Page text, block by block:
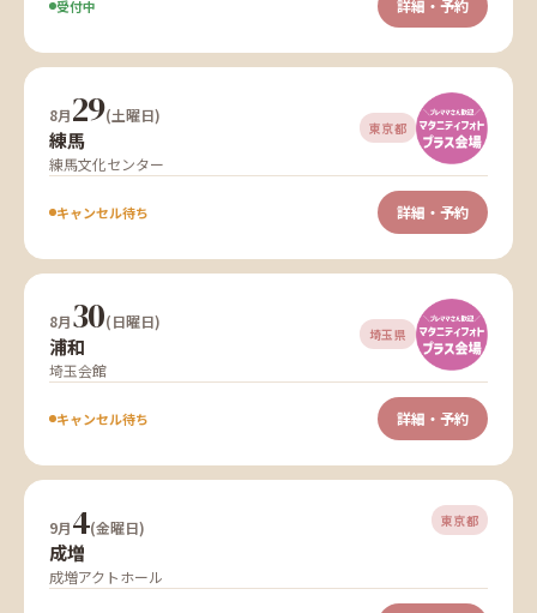
受付中 詳細・予約
8月29(土曜日)
東京都
練馬
練馬文化センター
キャンセル待ち 詳細・予約
8月30(日曜日)
埼玉県
浦和
埼玉会館
キャンセル待ち 詳細・予約
9月4(金曜日) 東京都
成増
成増アクトホール